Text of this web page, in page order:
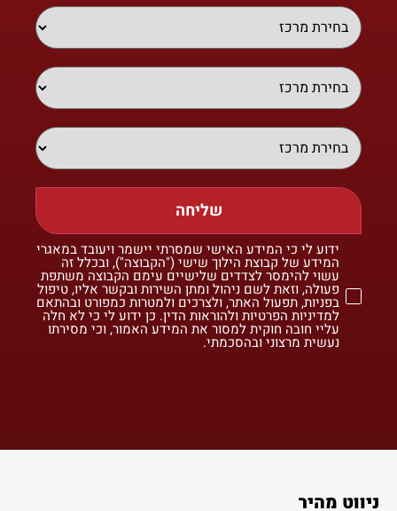
שליחה
ידוע לי כי המידע האישי שמסרתי יישמר ויעובד במאגרי
המידע של קבוצת הילוך שישי ("הקבוצה"), ובכלל זה
עשוי להימסר לצדדים שלישיים עימם הקבוצה משתפת
פעולה, וזאת לשם ניהול ומתן השירות ובקשר אליו, טיפול
בפניות, תפעול האתר, ולצרכים ולמטרות כמפורט ובהתאם
למדיניות הפרטיות ולהוראות הדין. כן ידוע לי כי לא חלה
עליי חובה חוקית למסור את המידע האמור, וכי מסירתו
נעשית מרצוני ובהסכמתי.
ניווט מהיר